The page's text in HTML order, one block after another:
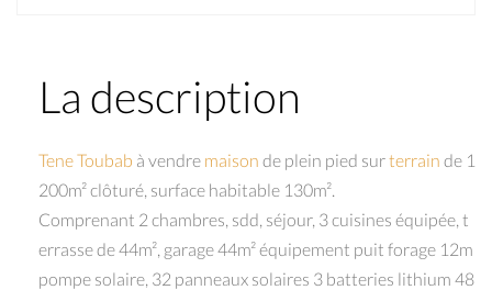
La description
Tene Toubab à vendre maison de plein pied surterrain de 1
200m² clôturé, surface habitable 130m².
Comprenant 2 chambres, sdd, séjour, 3 cuisines équipée, t
errasse de 44m², garage 44m² équipement puit forage 12m
pompe solaire, 32 panneaux solaires 3 batteries lithium 48